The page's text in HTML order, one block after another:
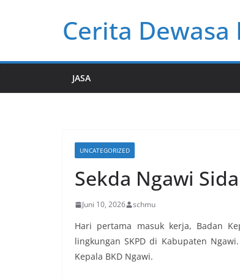
Cerita Dewasa
JASA
UNCATEGORIZED
Sekda Ngawi
Juni 10, 2026 schmu
Hari pertama masuk kerja, Badan
lingkungan SKPD di Kabupaten
Kepala BKD Ngawi.